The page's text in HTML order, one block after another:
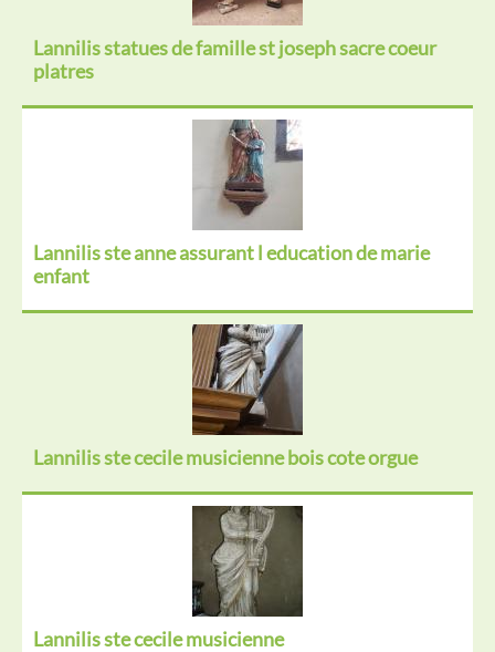
Lannilis statues de famille st joseph sacre coeur
platres
Lannilis ste anne assurant l education de marie
enfant
Lannilis ste cecile musicienne bois cote orgue
Lannilis ste cecile musicienne